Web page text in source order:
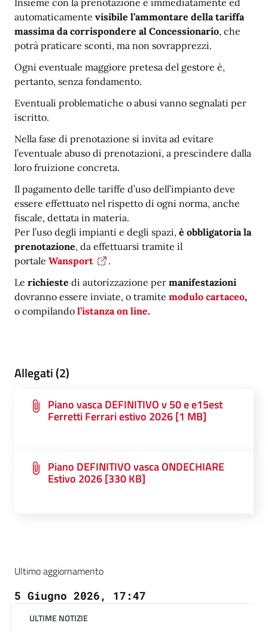
Insieme con la prenotazione è immediatamente ed
automaticamente visibile l’ammontare della tariffa
massima da corrispondere al Concessionario, che
potrà praticare sconti, ma non sovrapprezzi.
Ogni eventuale maggiore pretesa del gestore è,
pertanto, senza fondamento.
Eventuali problematiche o abusi vanno segnalati per
iscritto.
Nella fase di prenotazione si invita ad evitare
l’eventuale abuso di prenotazioni, a prescindere dalla
loro fruizione concreta.
Il pagamento delle tariffe d’uso dell’impianto deve
essere effettuato nel rispetto di ogni norma, anche
fiscale, dettata in materia.
Per l’uso degli impianti e degli spazi, è obbligatoria la
prenotazione, da effettuarsi tramite il
portale Wansport
.
Le richieste di autorizzazione per manifestazioni
dovranno essere inviate, o tramite modulo cartaceo,
o compilando l’istanza on line.
Allegati (2)
Piano vasca DEFINITIVO v 50 e e15est
Ferretti Ferrari estivo 2026 [1 MB]
Piano DEFINITIVO vasca ONDECHIARE
Estivo 2026 [330 KB]
Ultimo aggiornamento
5 Giugno 2026, 17:47
ULTIME NOTIZIE